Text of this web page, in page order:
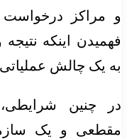
و مراکز
فهمیدن اینکه
به یک چالش
در چنین
مقطعی و یک